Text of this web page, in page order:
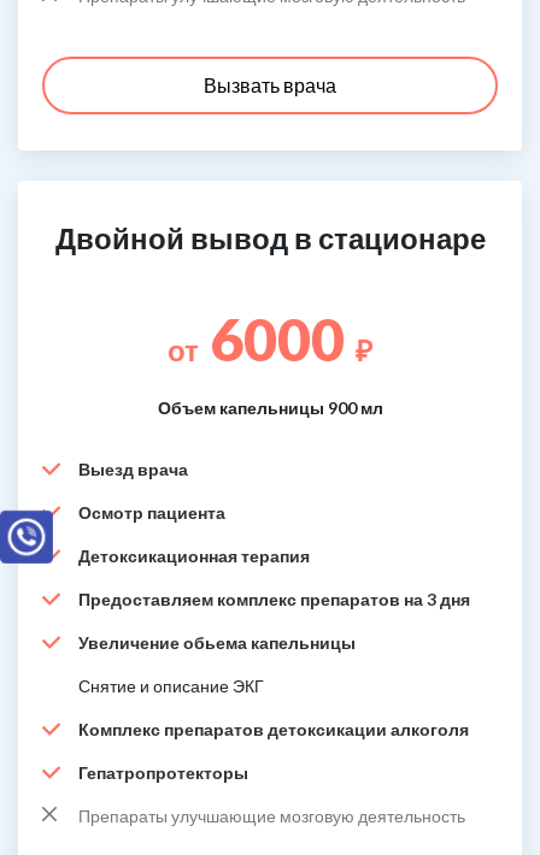
Вызвать врача
Двойной вывод в стационаре
от 6000 ₽
Объем капельницы 900 мл
Выезд врача
Осмотр пациента
Детоксикационная терапия
Предоставляем комплекс препаратов на 3 дня
Увеличение обьема капельницы
Снятие и описание ЭКГ
Комплекс препаратов детоксикации алкоголя
Гепатропротекторы
Препараты улучшающие мозговую деятельность